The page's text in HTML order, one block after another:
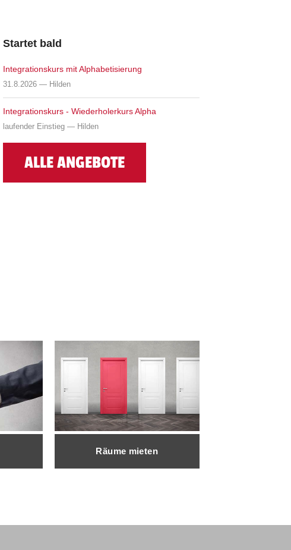
Startet bald
Integrationskurs mit Alphabetisierung
31.8.2026 — Hilden
Integrationskurs - Wiederholerkurs Alpha
laufender Einstieg — Hilden
ALLE ANGEBOTE
Räume mieten